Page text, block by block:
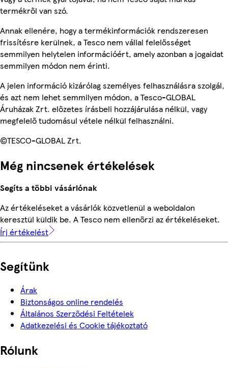
termékről van szó.
Annak ellenére, hogy a termékinformációk rendszeresen
frissítésre kerülnek, a Tesco nem vállal felelősséget
semmilyen helytelen információért, amely azonban a jogaidat
semmilyen módon nem érinti.
A jelen információ kizárólag személyes felhasználásra szolgál,
és azt nem lehet semmilyen módon, a Tesco-GLOBAL
Áruházak Zrt. előzetes írásbeli hozzájárulása nélkül, vagy
megfelelő tudomásul vétele nélkül felhasználni.
©TESCO-GLOBAL Zrt.
Még nincsenek értékelések
Segíts a többi vásárlónak
Az értékeléseket a vásárlók közvetlenül a weboldalon
keresztül küldik be. A Tesco nem ellenőrzi az értékeléseket.
Írj értékelést
Segítünk
Árak
Biztonságos online rendelés
Általános Szerződési Feltételek
Adatkezelési és Cookie tájékoztató
Rólunk